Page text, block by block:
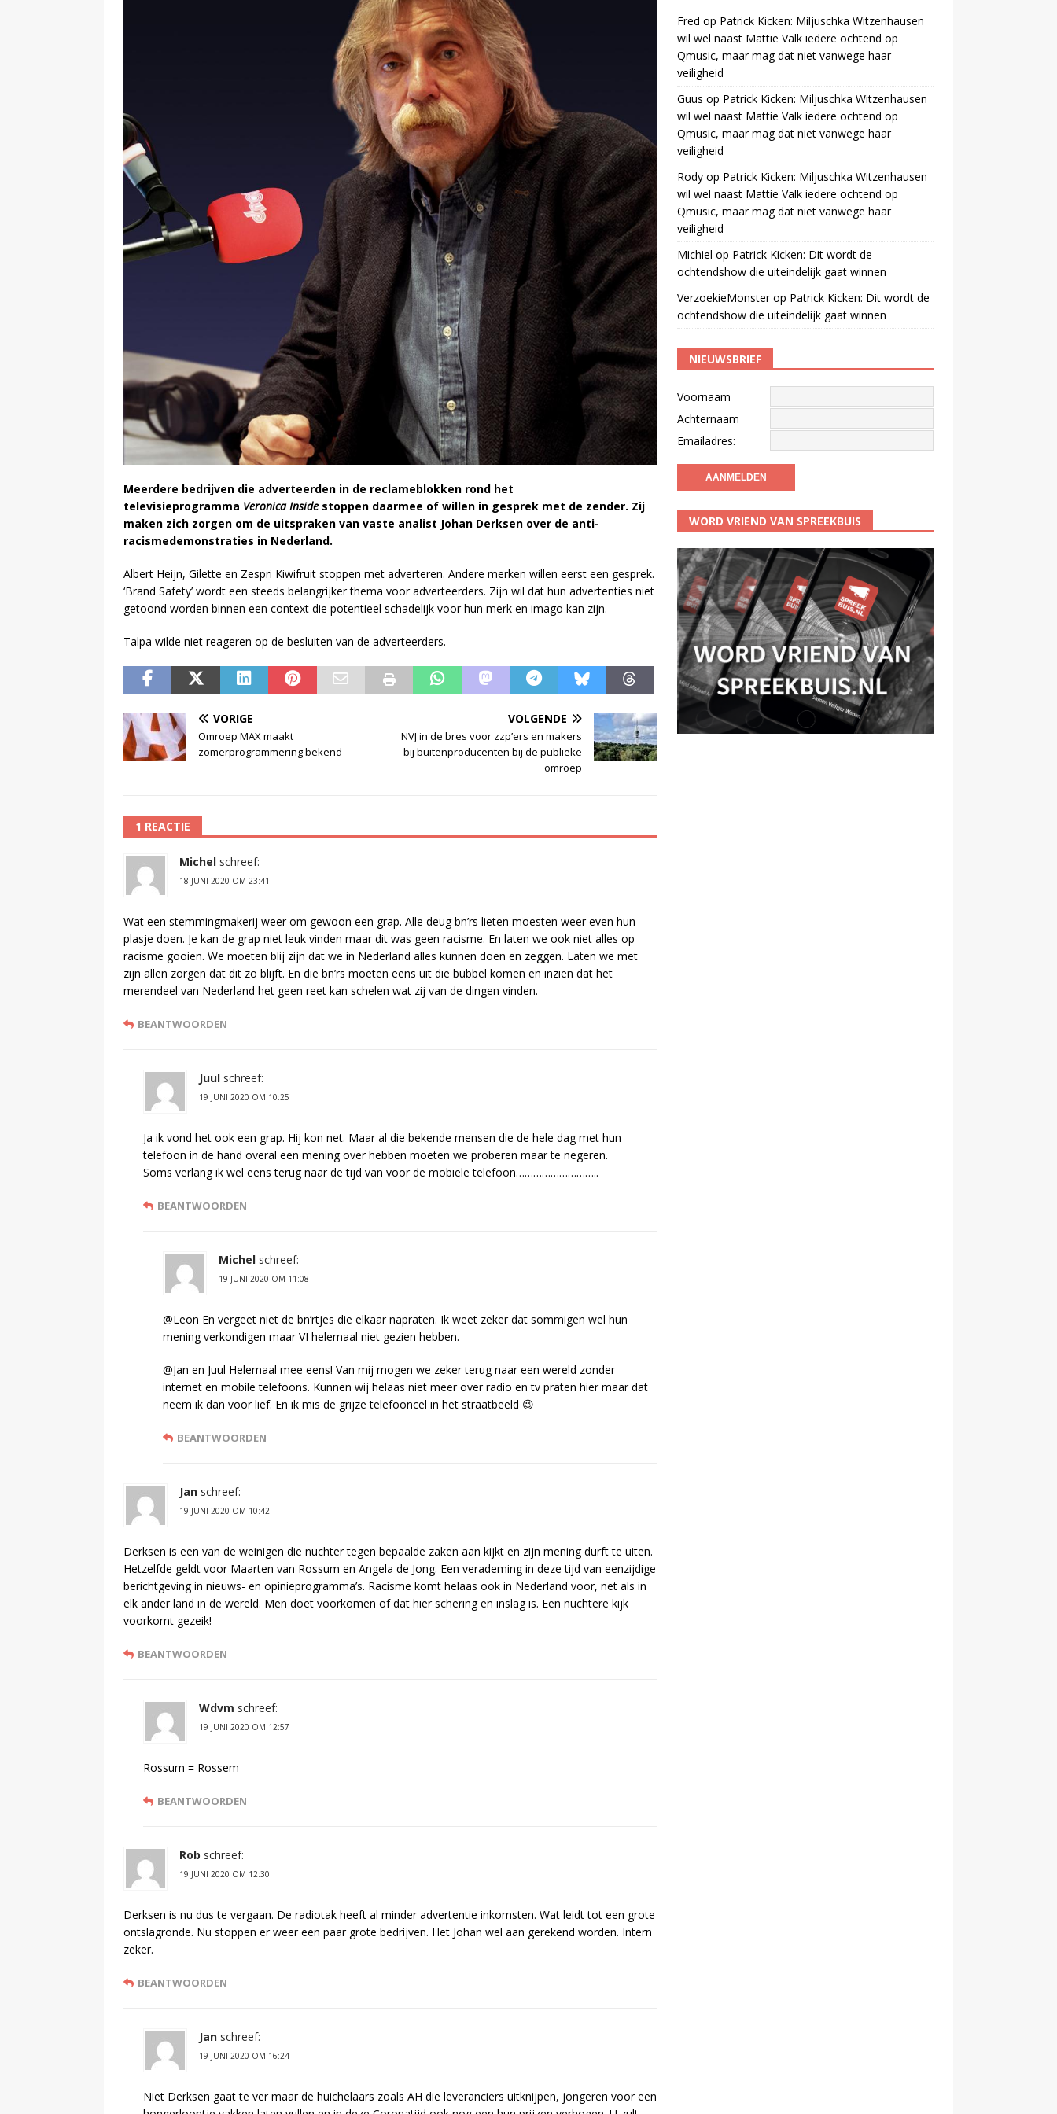
Meerdere bedrijven die adverteerden in de reclameblokken rond het
televisieprogramma Veronica Inside stoppen daarmee of willen in gesprek met de zender. Zij
maken zich zorgen om de uitspraken van vaste analist Johan Derksen over de anti-
racismedemonstraties in Nederland.
Albert Heijn, Gilette en Zespri Kiwifruit stoppen met adverteren. Andere merken willen eerst een gesprek.
‘Brand Safety’ wordt een steeds belangrijker thema voor adverteerders. Zijn wil dat hun advertenties niet
getoond worden binnen een context die potentieel schadelijk voor hun merk en imago kan zijn.
Talpa wilde niet reageren op de besluiten van de adverteerders.
VORIGE
Omroep MAX maakt
zomerprogrammering bekend
VOLGENDE
NVJ in de bres voor zzp’ers en makers
bij buitenproducenten bij de publieke
omroep
1 REACTIE
Michel schreef:
18 JUNI 2020 OM 23:41
Wat een stemmingmakerij weer om gewoon een grap. Alle deug bn’rs lieten moesten weer even hun
plasje doen. Je kan de grap niet leuk vinden maar dit was geen racisme. En laten we ook niet alles op
racisme gooien. We moeten blij zijn dat we in Nederland alles kunnen doen en zeggen. Laten we met
zijn allen zorgen dat dit zo blijft. En die bn’rs moeten eens uit die bubbel komen en inzien dat het
merendeel van Nederland het geen reet kan schelen wat zij van de dingen vinden.
BEANTWOORDEN
Juul schreef:
19 JUNI 2020 OM 10:25
Ja ik vond het ook een grap. Hij kon net. Maar al die bekende mensen die de hele dag met hun
telefoon in de hand overal een mening over hebben moeten we proberen maar te negeren.
Soms verlang ik wel eens terug naar de tijd van voor de mobiele telefoon………………………..
BEANTWOORDEN
Michel schreef:
19 JUNI 2020 OM 11:08
@Leon En vergeet niet de bn’rtjes die elkaar napraten. Ik weet zeker dat sommigen wel hun
mening verkondigen maar VI helemaal niet gezien hebben.
@Jan en Juul Helemaal mee eens! Van mij mogen we zeker terug naar een wereld zonder
internet en mobile telefoons. Kunnen wij helaas niet meer over radio en tv praten hier maar dat
neem ik dan voor lief. En ik mis de grijze telefooncel in het straatbeeld 😉
BEANTWOORDEN
Jan schreef:
19 JUNI 2020 OM 10:42
Derksen is een van de weinigen die nuchter tegen bepaalde zaken aan kijkt en zijn mening durft te uiten.
Hetzelfde geldt voor Maarten van Rossum en Angela de Jong. Een verademing in deze tijd van eenzijdige
berichtgeving in nieuws- en opinieprogramma’s. Racisme komt helaas ook in Nederland voor, net als in
elk ander land in de wereld. Men doet voorkomen of dat hier schering en inslag is. Een nuchtere kijk
voorkomt gezeik!
BEANTWOORDEN
Wdvm schreef:
19 JUNI 2020 OM 12:57
Rossum = Rossem
BEANTWOORDEN
Rob schreef:
19 JUNI 2020 OM 12:30
Derksen is nu dus te vergaan. De radiotak heeft al minder advertentie inkomsten. Wat leidt tot een grote
ontslagronde. Nu stoppen er weer een paar grote bedrijven. Het Johan wel aan gerekend worden. Intern
zeker.
BEANTWOORDEN
Jan schreef:
19 JUNI 2020 OM 16:24
Niet Derksen gaat te ver maar de huichelaars zoals AH die leveranciers uitknijpen, jongeren voor een
Fred op Patrick Kicken: Miljuschka Witzenhausen
wil wel naast Mattie Valk iedere ochtend op
Qmusic, maar mag dat niet vanwege haar
veiligheid
Guus op Patrick Kicken: Miljuschka Witzenhausen
wil wel naast Mattie Valk iedere ochtend op
Qmusic, maar mag dat niet vanwege haar
veiligheid
Rodyop Patrick Kicken: Miljuschka Witzenhausen
wil wel naast Mattie Valk iedere ochtend op
Qmusic, maar mag dat niet vanwege haar
veiligheid
Michiel op Patrick Kicken: Dit wordt de
ochtendshow die uiteindelijk gaat winnen
VerzoekieMonsterop Patrick Kicken: Dit wordt de
ochtendshow die uiteindelijk gaat winnen
NIEUWSBRIEF
Voornaam
Achternaam
Emailadres:
WORD VRIEND VAN SPREEKBUIS